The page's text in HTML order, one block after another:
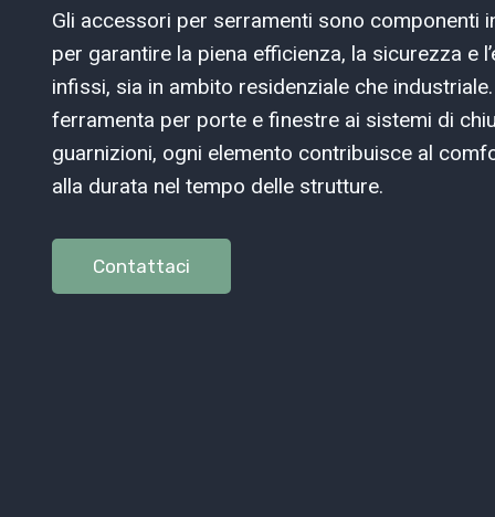
Gli accessori per serramenti sono componenti
per garantire la piena efficienza, la sicurezza e
infissi, sia in ambito residenziale che
ferramenta per porte e finestre ai sistemi di
guarnizioni, ogni elemento contribuisce al
alla durata nel tempo delle strutture.
Contattaci